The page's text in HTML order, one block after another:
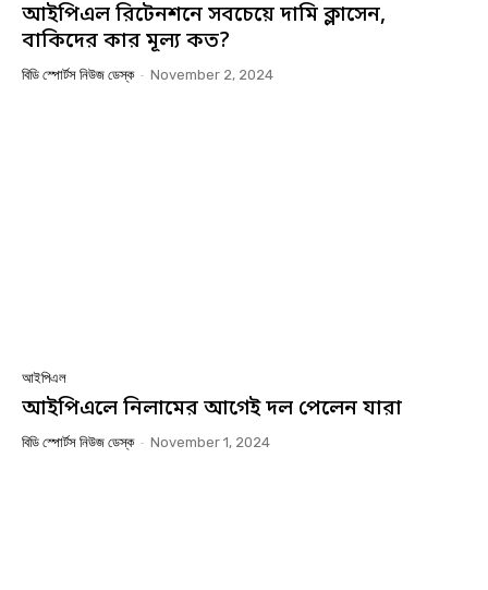
আইপিএল রিটেনশনে সবচেয়ে দামি ক্লাসেন,
বাকিদের কার মূল্য কত?
বিডি স্পোর্টস নিউজ ডেস্ক - November 2, 2024
আইপিএল
আইপিএলে নিলামের আগেই দল পেলেন যারা
বিডি স্পোর্টস নিউজ ডেস্ক - November 1, 2024